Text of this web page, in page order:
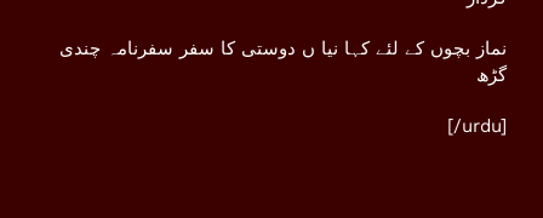
نماز بچوں کے لئے کہا نیا ں دوستی کا سفر سفرنامہ چندی
گڑھ
[/urdu]